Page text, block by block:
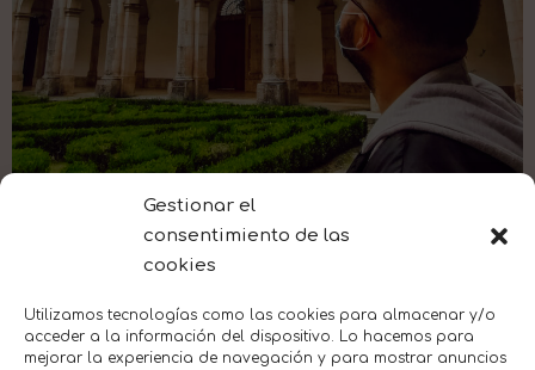
Gestionar el
consentimiento de las
cookies
Utilizamos tecnologías como las cookies para almacenar y/o
acceder a la información del dispositivo. Lo hacemos para
mejorar la experiencia de navegación y para mostrar anuncios